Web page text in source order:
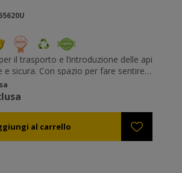
il trasporto e l’introduzione delle api
e sicura. Con spazio per fare sentire
e velocità di rilascio regolata. Si
all’altra per un trasporto in
l’introduzione potete appenderle